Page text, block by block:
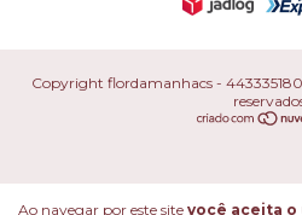
Ao navegar por este site você aceita o
Copyright flordamanhacs -